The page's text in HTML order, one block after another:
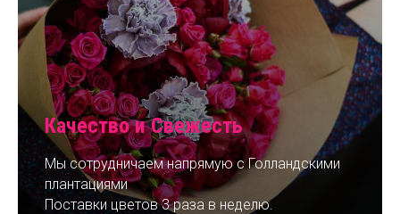
Качество и Свежесть
Мы сотрудничаем напрямую с Голландскими
плантациями
Поставки цветов 3 раза в неделю.